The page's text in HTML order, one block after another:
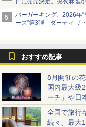
日に発売決定。脱衣麻雀
発売から2週間は20%オフ
バーガーキング、2026年“
ーズ”第3弾「ダーティ ザ
「特製ガーリックマヨソ
おすすめ記事
8月開催の花
国内最大級
ーチ」や日
ど大型イベ
全国で旅行
続々、最大